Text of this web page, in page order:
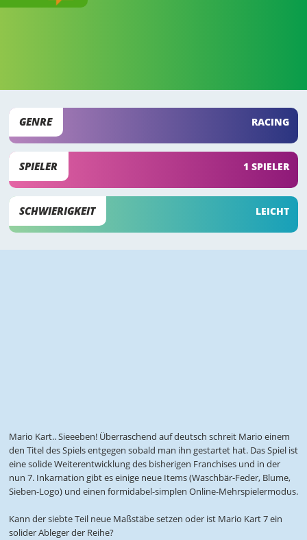
GENRE RACING
SPIELER 1 SPIELER
SCHWIERIGKEIT LEICHT
Mario Kart.. Sieeeben! Überraschend auf deutsch schreit Mario einem
den Titel des Spiels entgegen sobald man ihn gestartet hat. Das Spiel ist
eine solide Weiterentwicklung des bisherigen Franchises und in der
nun 7. Inkarnation gibt es einige neue Items (Waschbär-Feder, Blume,
Sieben-Logo) und einen formidabel-simplen Online-Mehrspielermodus.
Kann der siebte Teil neue Maßstäbe setzen oder ist Mario Kart 7 ein
solider Ableger der Reihe?